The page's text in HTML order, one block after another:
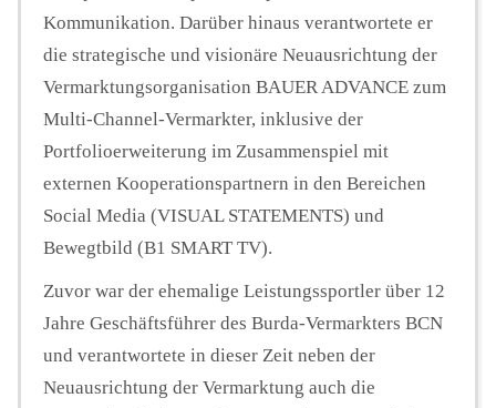
Kommunikation. Darüber hinaus verantwortete er
die strategische und visionäre Neuausrichtung der
Vermarktungsorganisation BAUER ADVANCE zum
Multi-Channel-Vermarkter, inklusive der
Portfolioerweiterung im Zusammenspiel mit
externen Kooperationspartnern in den Bereichen
Social Media (VISUAL STATEMENTS) und
Bewegtbild (B1 SMART TV).
Zuvor war der ehemalige Leistungssportler über 12
Jahre Geschäftsführer des Burda-Vermarkters BCN
und verantwortete in dieser Zeit neben der
Neuausrichtung der Vermarktung auch die